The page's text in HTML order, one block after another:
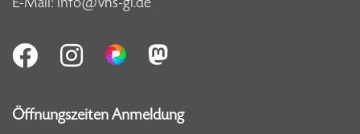
Öffnungszeiten Anmeldung